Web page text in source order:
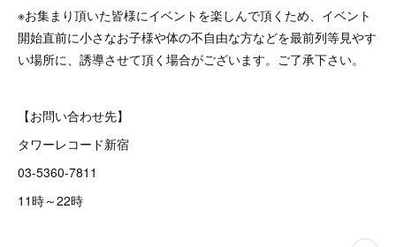
※お集まり頂いた皆様にイベントを楽しんで頂くため、イベント
開始直前に小さなお子様や体の不自由な方などを最前列等見やす
い場所に、誘導させて頂く場合がございます。ご了承下さい。
【お問い合わせ先】
タワーレコード新宿
03-5360-7811
11時～22時